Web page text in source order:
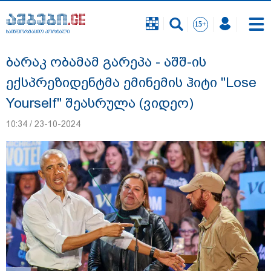
საინფორმაციო პორტალი
სასკოლო ფორმების ჩინეთიდან
საქართველოში მოწოდება სამ ეტაპად
მოხდება - დეტალები
საინფორმაციო პორტალი
ბარაკ ობამამ გარეპა - აშშ-ის
ექსპრეზიდენტმა ემინემის ჰიტი "Lose
Yourself" შეასრულა (ვიდეო)
10:34 / 23-10-2024